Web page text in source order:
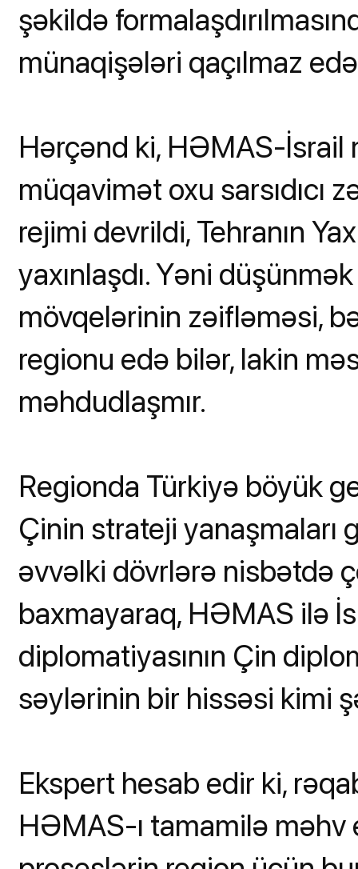
şəkildə
münaqişələri qaçılmaz
Hərçənd ki, HƏMAS-İsrail
müqavimət oxu sarsıdıcı
rejimi devrildi, Tehranın
yaxınlaşdı. Yəni
mövqelərinin zəifləməsi,
regionu edə bilər, lakin
məhdudlaşmır.
Regionda Türkiyə böyük
Çinin strateji yanaşmaları
əvvəlki dövrlərə nisbətdə
baxmayaraq, HƏMAS ilə
diplomatiyasının Çin
səylərinin bir hissəsi kimi
Ekspert hesab edir ki,
HƏMAS-ı tamamilə məhv